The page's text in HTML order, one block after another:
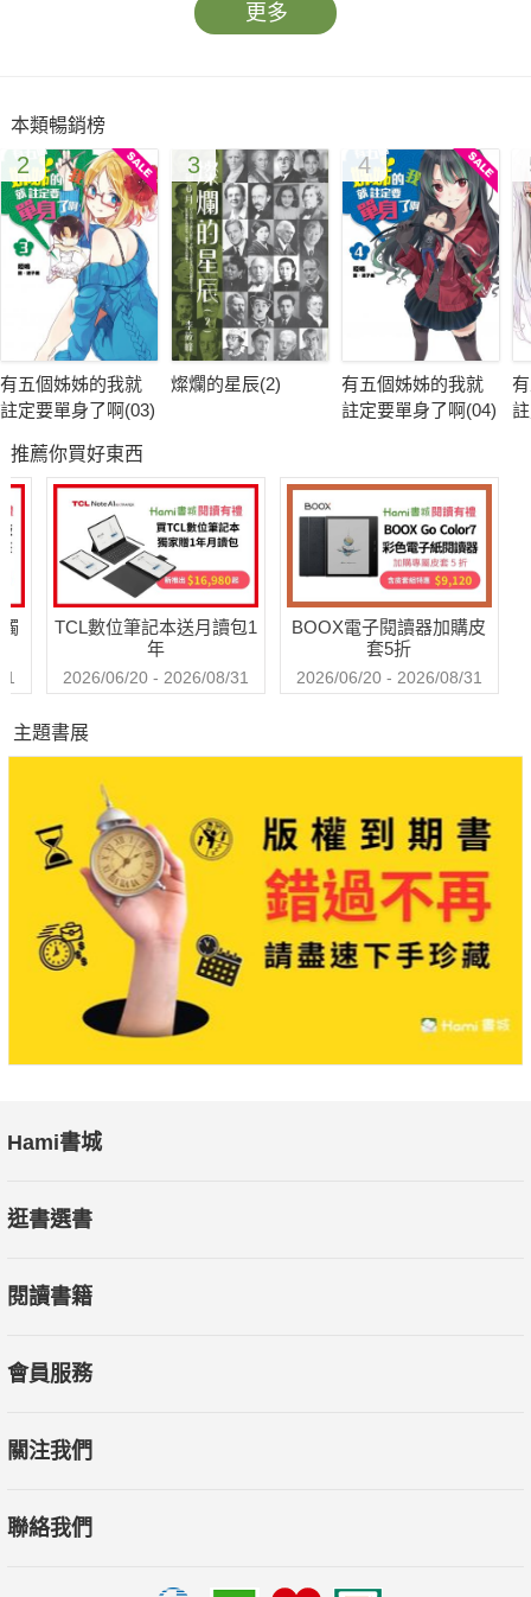
更多
本類暢銷榜
2
有五個姊姊的我就
註定要單身了啊(03)
3
燦爛的星辰(2)
4
有五個姊姊的我就
註定要單身了啊(04)
推薦你買好東西
TCL數位筆記本送月讀包1
年
2026/06/20 - 2026/08/31
BOOX電子閱讀器加購皮
套5折
2026/06/20 - 2026/08/31
主題書展
Hami書城
逛書選書
閱讀書籍
會員服務
關注我們
聯絡我們